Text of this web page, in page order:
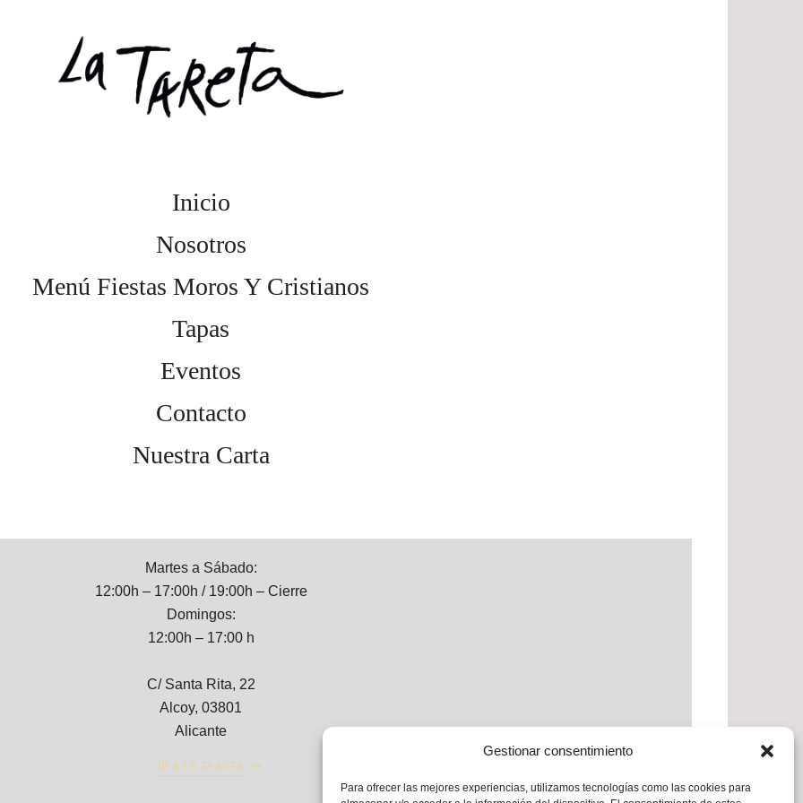
Gestionar consentimiento
Para ofrecer las mejores experiencias, utilizamos tecnologías como las cookies para
Inicio
Nosotros
Menú Fiestas Moros Y Cristianos
Tapas
Eventos
Contacto
Nuestra Carta
Martes a Sábado:
12:00h – 17:00h / 19:00h – Cierre
Domingos:
12:00h – 17:00 h
C/ Santa Rita, 22
Alcoy, 03801
Alicante
IR A LA TARETA